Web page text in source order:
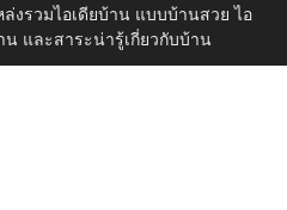
งรวมไอเดียบ้าน แบบบ้านสวย ไอ
น และสาระน่ารู้เกี่ยวกับบ้าน